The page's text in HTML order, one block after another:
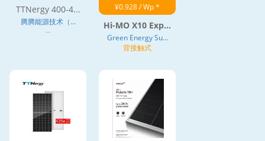
TTNergy 400-4...
腾腾能源技术（...
--
¥0.928 / Wp *
Hi-MO X10 Exp...
Green Energy Su...
背接触式